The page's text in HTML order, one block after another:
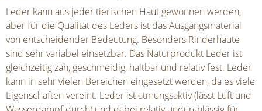
Leder kann aus jeder tierischen Haut gewonnen werden,
aber für die Qualität des Leders ist das Ausgangsmaterial
von entscheidender Bedeutung. Besonders Rinderhäute
sind sehr variabel einsetzbar. Das Naturprodukt Leder ist
gleichzeitig zäh, geschmeidig, haltbar und relativ fest. Leder
kann in sehr vielen Bereichen eingesetzt werden, da es viele
Eigenschaften vereint. Leder ist atmungsaktiv (lässt Luft und